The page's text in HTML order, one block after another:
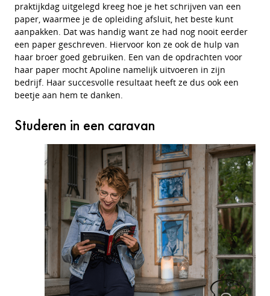
praktijkdag uitgelegd kreeg hoe je het schrijven van een
paper, waarmee je de opleiding afsluit, het beste kunt
aanpakken. Dat was handig want ze had nog nooit eerder
een paper geschreven. Hiervoor kon ze ook de hulp van
haar broer goed gebruiken. Een van de opdrachten voor
haar paper mocht Apoline namelijk uitvoeren in zijn
bedrijf. Haar succesvolle resultaat heeft ze dus ook een
beetje aan hem te danken.
Studeren in een caravan